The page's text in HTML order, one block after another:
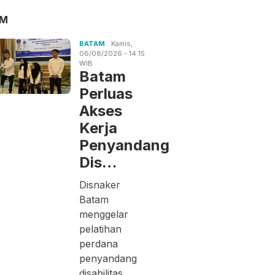
BATAM
Kamis,
06/08/2026 - 14:15
WIB
Batam
Perluas
Akses
Kerja
Penyandang
Dis…
Disnaker
Batam
menggelar
pelatihan
perdana
penyandang